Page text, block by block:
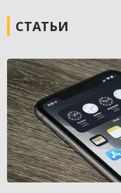
СТАТЬИ